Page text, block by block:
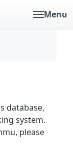
Menu
database,
system.
please